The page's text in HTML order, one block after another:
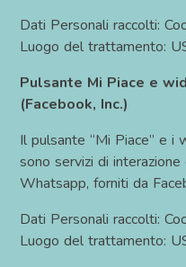
Dati Personali raccolti:
Luogo del trattamento:
Pulsante Mi Piace e
(Facebook, Inc.)
Il pulsante “Mi Piace” e i
sono servizi di
Whatsapp, forniti da
Dati Personali raccolti:
Luogo del trattamento: